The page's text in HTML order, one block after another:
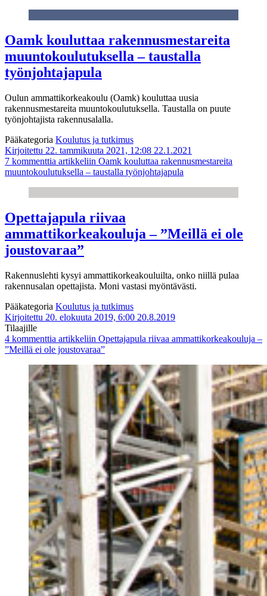
Oamk kouluttaa rakennusmestareita
muuntokoulutuksella – taustalla
työnjohtajapula
Oulun ammattikorkeakoulu (Oamk) kouluttaa uusia
rakennusmestareita muuntokoulutuksella. Taustalla on puute
työnjohtajista rakennusalalla.
Pääkategoria Koulutus ja tutkimus
Kirjoitettu 22. tammikuuta 2021, 12:08 22.1.2021
7 kommenttia artikkeliin Oamk kouluttaa rakennusmestareita
muuntokoulutuksella – taustalla työnjohtajapula
Opettajapula riivaa
ammattikorkeakouluja – ”Meillä ei ole
joustovaraa”
Rakennuslehti kysyi ammattikorkeakouluilta, onko niillä pulaa
rakennusalan opettajista. Moni vastasi myöntävästi.
Pääkategoria Koulutus ja tutkimus
Kirjoitettu 20. elokuuta 2019, 6:00 20.8.2019
Tilaajille
4 kommenttia artikkeliin Opettajapula riivaa ammattikorkeakouluja –
”Meillä ei ole joustovaraa”